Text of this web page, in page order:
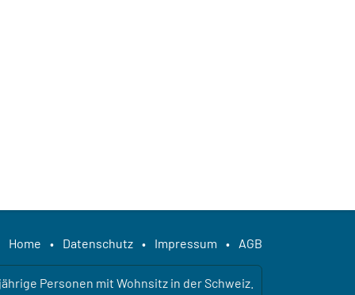
Home • Datenschutz • Impressum • AGB
Personen mit Wohnsitz in der Schweiz.